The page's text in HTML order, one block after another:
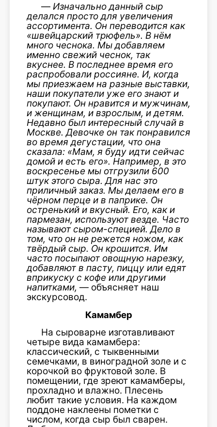
— Изначально данный сыр
делался просто для увеличения
ассортимента. Он переводится как
«швейцарский трюфель». В нём
много чеснока. Мы добавляем
именно свежий чеснок, так
вкуснее. В последнее время его
распробовали россияне. И, когда
мы приезжаем на разные выставки,
наши покупатели уже его знают и
покупают. Он нравится и мужчинам,
и женщинам, и взрослым, и детям.
Недавно был интересный случай в
Москве. Девочке он так понравился
во время дегустации, что она
сказала: «Мам, я буду идти сейчас
домой и есть его». Например, в это
воскресенье мы отгрузили 600
штук этого сыра. Для нас это
приличный заказ. Мы делаем его в
чёрном перце и в паприке. Он
остренький и вкусный. Его, как и
пармезан, используют везде. Часто
называют сыром-специей. Дело в
том, что он не режется ножом, как
твёрдый сыр. Он крошится. Им
часто посыпают овощную нарезку,
добавляют в пасту, пиццу или едят
вприкуску с кофе или другими
напитками, — объясняет наш
экскурсовод.
Камамбер
На сыроварне изготавливают
четыре вида камамбера:
классический, с тыквенными
семечками, в виноградной золе и с
корочкой во фруктовой золе. В
помещении, где зреют камамберы,
прохладно и влажно. Плесень
любит такие условия. На каждом
поддоне наклеены пометки с
числом, когда сыр был сварен.